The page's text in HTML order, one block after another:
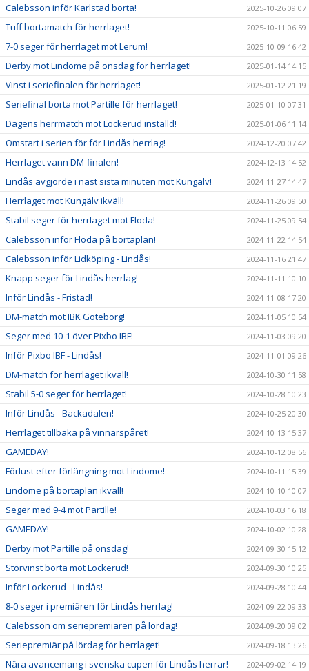
Calebsson inför Karlstad borta! 2025-10-26 09:07
Tuff bortamatch för herrlaget! 2025-10-11 06:59
7-0 seger för herrlaget mot Lerum! 2025-10-09 16:42
Derby mot Lindome på onsdag för herrlaget! 2025-01-14 14:15
Vinst i seriefinalen för herrlaget! 2025-01-12 21:19
Seriefinal borta mot Partille för herrlaget! 2025-01-10 07:31
Dagens herrmatch mot Lockerud inställd! 2025-01-06 11:14
Omstart i serien för för Lindås herrlag! 2024-12-20 07:42
Herrlaget vann DM-finalen! 2024-12-13 14:52
Lindås avgjorde i näst sista minuten mot Kungälv! 2024-11-27 14:47
Herrlaget mot Kungälv ikväll! 2024-11-26 09:50
Stabil seger för herrlaget mot Floda! 2024-11-25 09:54
Calebsson inför Floda på bortaplan! 2024-11-22 14:54
Calebsson inför Lidköping - Lindås! 2024-11-16 21:47
Knapp seger för Lindås herrlag! 2024-11-11 10:10
Inför Lindås - Fristad! 2024-11-08 17:20
DM-match mot IBK Göteborg! 2024-11-05 10:54
Seger med 10-1 över Pixbo IBF! 2024-11-03 09:20
Inför Pixbo IBF - Lindås! 2024-11-01 09:26
DM-match för herrlaget ikväll! 2024-10-30 11:58
Stabil 5-0 seger för herrlaget! 2024-10-28 10:23
Inför Lindås - Backadalen! 2024-10-25 20:30
Herrlaget tillbaka på vinnarspåret! 2024-10-13 15:37
GAMEDAY! 2024-10-12 08:56
Förlust efter förlängning mot Lindome! 2024-10-11 15:39
Lindome på bortaplan ikväll! 2024-10-10 10:07
Seger med 9-4 mot Partille! 2024-10-03 16:18
GAMEDAY! 2024-10-02 10:28
Derby mot Partille på onsdag! 2024-09-30 15:12
Storvinst borta mot Lockerud! 2024-09-30 10:25
Inför Lockerud - Lindås! 2024-09-28 10:44
8-0 seger i premiären för Lindås herrlag! 2024-09-22 09:33
Calebsson om seriepremiären på lördag! 2024-09-20 09:02
Seriepremiär på lördag för herrlaget! 2024-09-18 13:26
Nära avancemang i svenska cupen för Lindås herrar! 2024-09-02 14:19